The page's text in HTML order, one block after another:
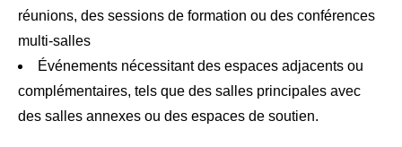
réunions, des sessions de formation ou des conférences
multi-salles
Événements nécessitant des espaces adjacents ou
complémentaires, tels que des salles principales avec
des salles annexes ou des espaces de soutien.